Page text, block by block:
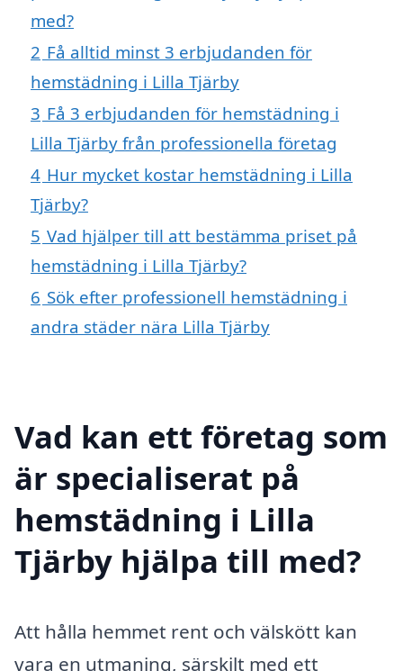
med?
2 Få alltid minst 3 erbjudanden för
hemstädning i Lilla Tjärby
3 Få 3 erbjudanden för hemstädning i
Lilla Tjärby från professionella företag
4 Hur mycket kostar hemstädning i Lilla
Tjärby?
5 Vad hjälper till att bestämma priset på
hemstädning i Lilla Tjärby?
6 Sök efter professionell hemstädning i
andra städer nära Lilla Tjärby
Vad kan ett företag som
är specialiserat på
hemstädning i Lilla
Tjärby hjälpa till med?
Att hålla hemmet rent och välskött kan
vara en utmaning, särskilt med ett